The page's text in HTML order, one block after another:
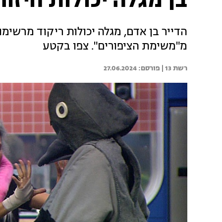
הדייר בן אדם, מגלה יכולות ריקוד
מ"משימת הציפורים". צפו בקטע
רשת 13 | 27.06.2024